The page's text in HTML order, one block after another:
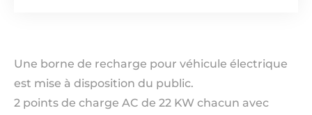
Une borne de recharge pour véhicule électrique
est mise à disposition du public.
2 points de charge AC de 22 KW chacun avec